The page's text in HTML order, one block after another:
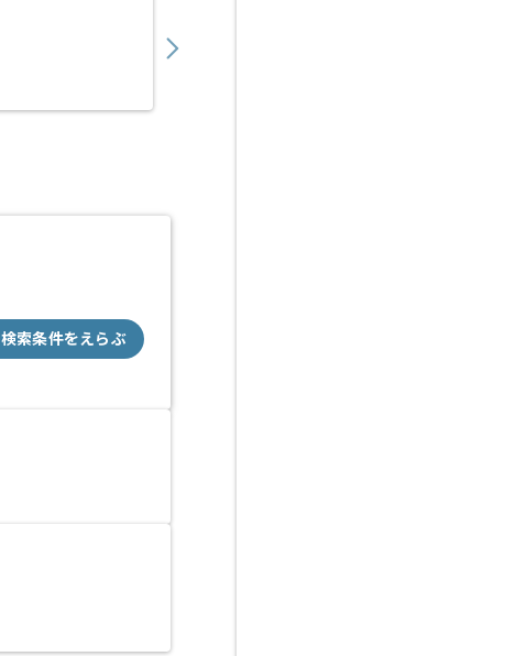
検索条件をえらぶ